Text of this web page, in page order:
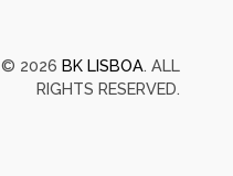
© 2026 BK LISBOA. ALL
RIGHTS RESERVED.